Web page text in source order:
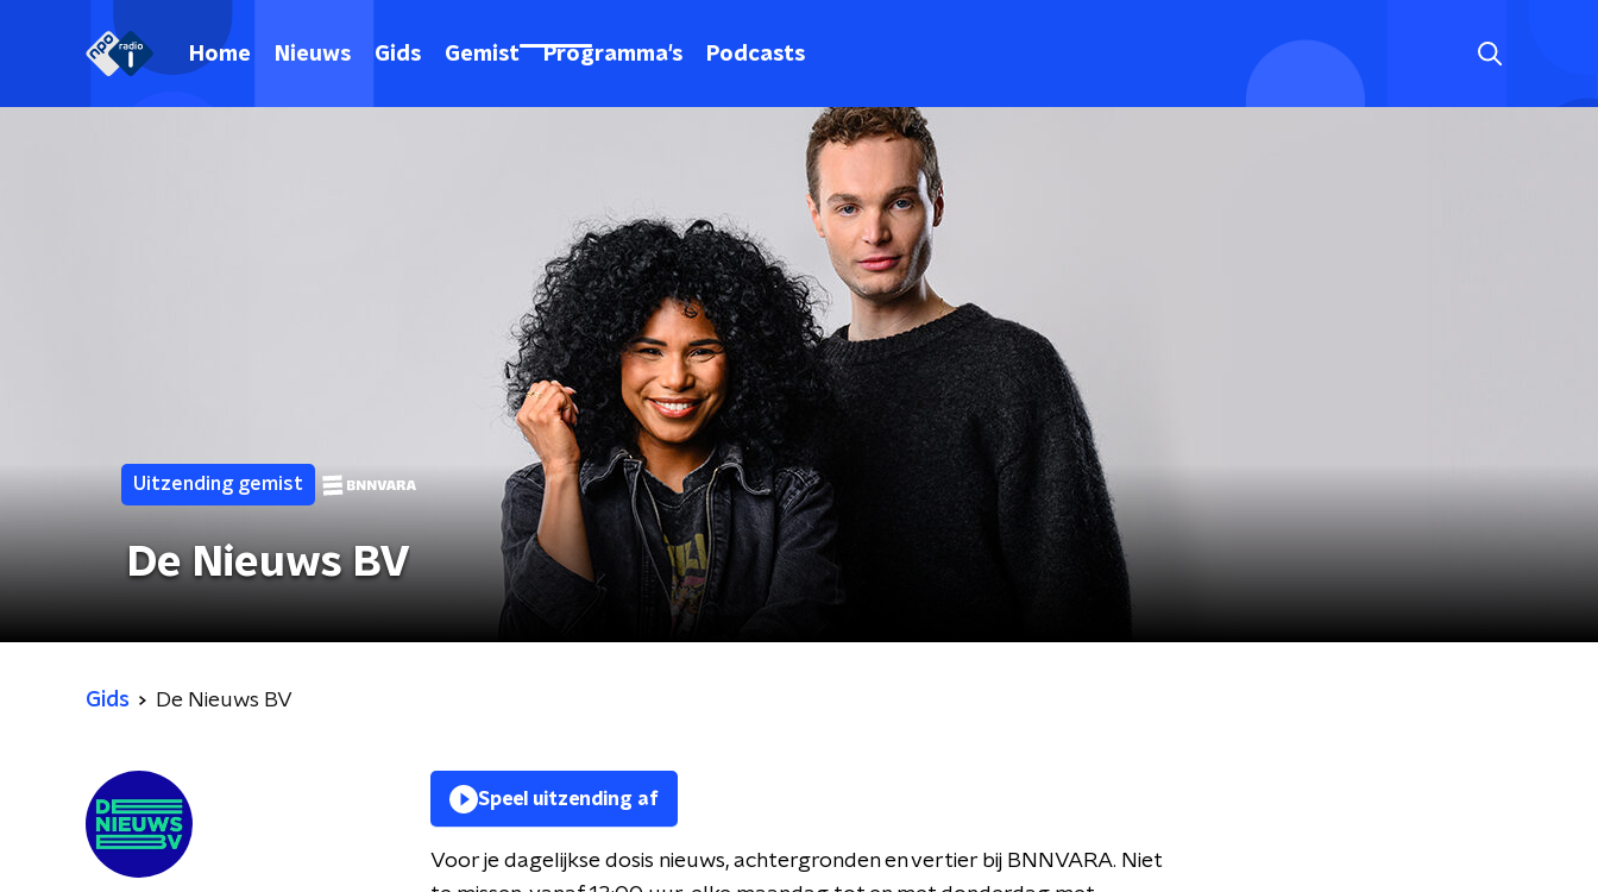
Home Nieuws Gids Gemist Programma's Podcasts
Uitzending gemist
De Nieuws BV
Gids De Nieuws BV
Speel uitzending af
Voor je dagelijkse dosis nieuws, achtergronden en vertier bij BNNVARA. Niet